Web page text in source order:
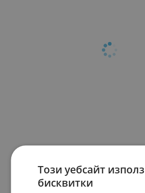
Този уебсайт
бисквитки